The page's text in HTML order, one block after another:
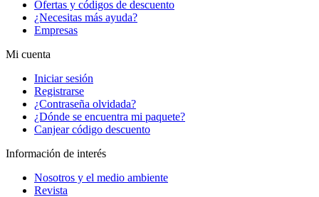
Ofertas y códigos de descuento
¿Necesitas más ayuda?
Empresas
Mi cuenta
Iniciar sesión
Registrarse
¿Contraseña olvidada?
¿Dónde se encuentra mi paquete?
Canjear código descuento
Información de interés
Nosotros y el medio ambiente
Revista